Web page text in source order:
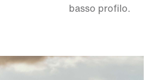
basso profilo.